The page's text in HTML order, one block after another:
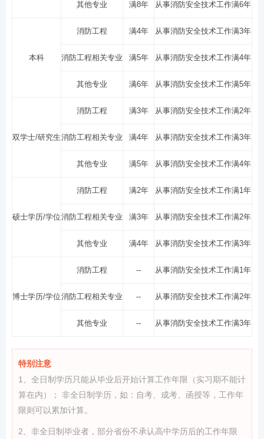
其他专业 满8年 从事消防安全技术工作满6年
本科
消防工程 满4年 从事消防安全技术工作满3年
消防工程相关专业 满5年 从事消防安全技术工作满4年
其他专业 满6年 从事消防安全技术工作满5年
双学士/研究生
消防工程 满3年 从事消防安全技术工作满2年
消防工程相关专业 满4年 从事消防安全技术工作满3年
其他专业 满5年 从事消防安全技术工作满4年
硕士学历/学位
消防工程 满2年 从事消防安全技术工作满1年
消防工程相关专业 满3年 从事消防安全技术工作满2年
其他专业 满4年 从事消防安全技术工作满3年
博士学历/学位
消防工程 -- 从事消防安全技术工作满1年
消防工程相关专业 -- 从事消防安全技术工作满2年
其他专业 -- 从事消防安全技术工作满3年
特别注意
1、全日制学历只能从毕业后开始计算工作年限（实习期不能计
算在内）； 非全日制学历，如：自考、成考、函授等，工作年
限则可以累加计算。
2、非全日制毕业者，部分省份不承认高中学历后的工作年限